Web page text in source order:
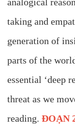
taking and
generation of
parts of the
essential ‘deep
threat as we
reading. ĐOẠN